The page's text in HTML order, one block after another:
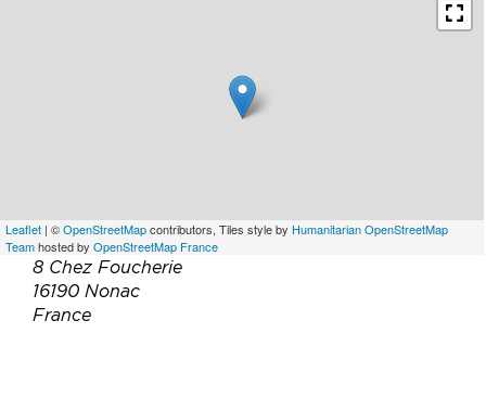
Leaflet | ©OpenStreetMapcontributors, Tiles style by Humanitarian OpenStreetMap
Teamhosted by OpenStreetMap France
8 Chez Foucherie
16190 Nonac
France